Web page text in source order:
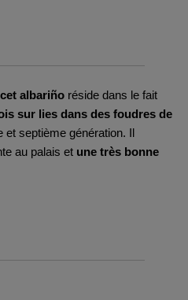
albariño réside dans le fait
sur lies dans des foudres de
et septième génération. Il
au palais et une très bonne